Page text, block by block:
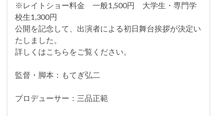
※レイトショー料金 一般1,500円 大学生・専門学
校生1,300円
公開を記念して、出演者による初日舞台挨拶が決定い
たしました。
詳しくはこちらをご覧ください。
監督・脚本：もてぎ弘二
プロデューサー：三品正範